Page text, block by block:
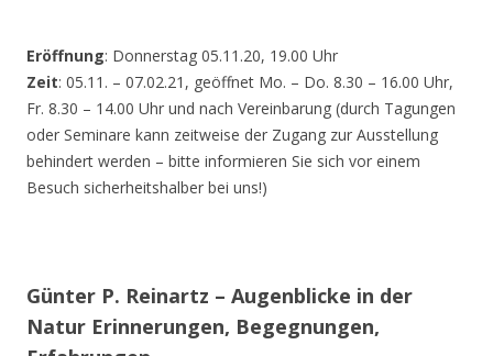
Eröffnung: Donnerstag 05.11.20, 19.00 Uhr
Zeit: 05.11. – 07.02.21, geöffnet Mo. – Do. 8.30 – 16.00 Uhr,
Fr. 8.30 – 14.00 Uhr und nach Vereinbarung (durch Tagungen
oder Seminare kann zeitweise der Zugang zur Ausstellung
behindert werden – bitte informieren Sie sich vor einem
Besuch sicherheitshalber bei uns!)
Günter P. Reinartz – Augenblicke in der
Natur Erinnerungen, Begegnungen,